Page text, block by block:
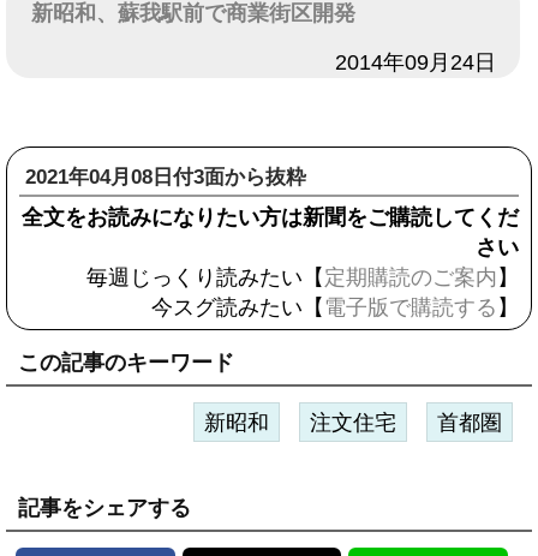
新昭和、蘇我駅前で商業街区開発
2014年09月24日
2021年04月08日付3面から抜粋
全文をお読みになりたい方は新聞をご購読してくだ
さい
毎週じっくり読みたい【 定期購読のご案内 】
今スグ読みたい【 電子版で購読する 】
この記事のキーワード
新昭和 注文住宅 首都圏
記事をシェアする